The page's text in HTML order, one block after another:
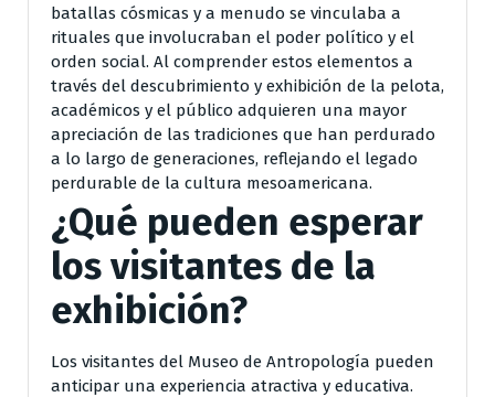
batallas cósmicas y a menudo se vinculaba a
rituales que involucraban el poder político y el
orden social. Al comprender estos elementos a
través del descubrimiento y exhibición de la pelota,
académicos y el público adquieren una mayor
apreciación de las tradiciones que han perdurado
a lo largo de generaciones, reflejando el legado
perdurable de la cultura mesoamericana.
¿Qué pueden esperar
los visitantes de la
exhibición?
Los visitantes del Museo de Antropología pueden
anticipar una experiencia atractiva y educativa.